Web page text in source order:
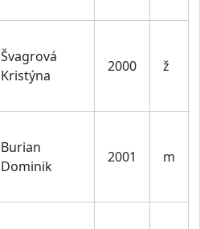
Švagrová
Kristýna
2000 ž
Burian
Dominik
2001 m